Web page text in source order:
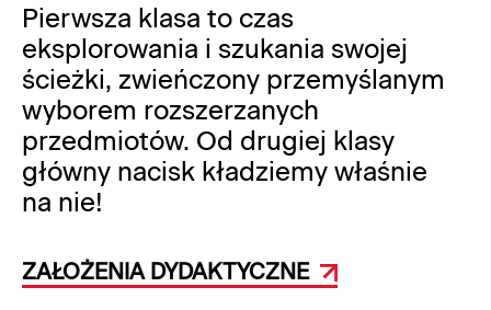
Pierwsza klasa to czas
eksplorowania i szukania swojej
ścieżki, zwieńczony przemyślanym
wyborem rozszerzanych
przedmiotów. Od drugiej klasy
główny nacisk kładziemy właśnie
na nie!
ZAŁOŻENIA DYDAKTYCZNE